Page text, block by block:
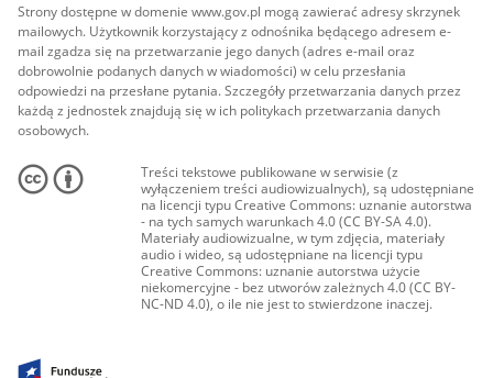
Strony dostępne w domenie www.gov.pl mogą zawierać adresy skrzynek
mailowych. Użytkownik korzystający z odnośnika będącego adresem e-
mail zgadza się na przetwarzanie jego danych (adres e-mail oraz
dobrowolnie podanych danych w wiadomości) w celu przesłania
odpowiedzi na przesłane pytania. Szczegóły przetwarzania danych przez
każdą z jednostek znajdują się w ich politykach przetwarzania danych
osobowych.
Treści tekstowe publikowane w serwisie (z
wyłączeniem treści audiowizualnych), są udostępniane
na licencji typu Creative Commons: uznanie autorstwa
- na tych samych warunkach 4.0 (CC BY-SA 4.0).
Materiały audiowizualne, w tym zdjęcia, materiały
audio i wideo, są udostępniane na licencji typu
Creative Commons: uznanie autorstwa użycie
niekomercyjne - bez utworów zależnych 4.0 (CC BY-
NC-ND 4.0), o ile nie jest to stwierdzone inaczej.